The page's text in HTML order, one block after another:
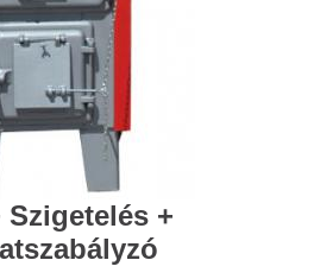
Szigetelés +